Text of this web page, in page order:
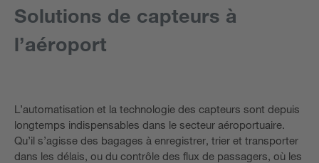
Solutions de capteurs à
l’aéroport
L’automatisation et la technologie des capteurs sont depuis
longtemps indispensables dans le secteur aéroportuaire.
Qu’il s’agisse des bagages à enregistrer, trier et transporter
dans les délais, ou du contrôle des flux de passagers, où les